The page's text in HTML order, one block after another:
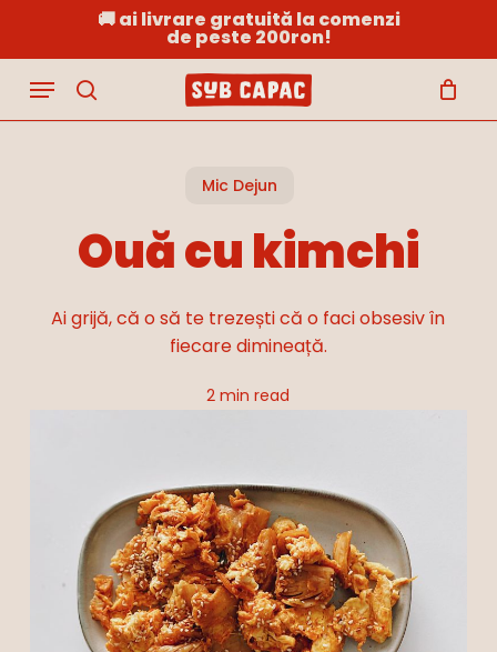
content
🚚 ai livrare gratuită la comenzi
de peste 200ron!
search
Menu
Cart Cart
Mic Dejun
Ouă cu kimchi
Ai grijă, că o să te trezești că o faci obsesiv în
fiecare dimineață.
2 min read